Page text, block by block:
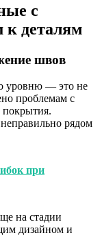
с
к деталям
швов
уровню — это не
проблемам с
покрытия.
рядом
при
на стадии
дизайном и